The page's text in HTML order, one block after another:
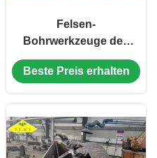
Felsen-
Bohrwerkzeuge des
Hartmetall-FHO stark
HDD für großen
Beste Preis erhalten